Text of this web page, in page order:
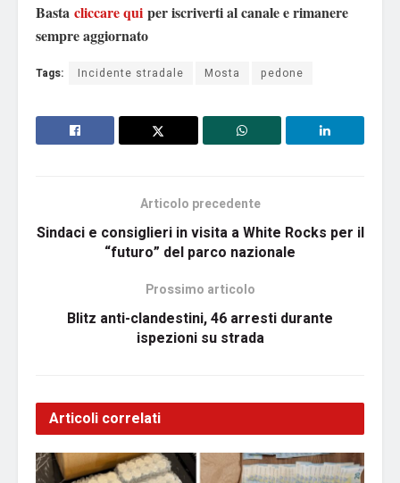
Basta cliccare qui per iscriverti al canale e rimanere
sempre aggiornato
Tags: Incidente stradale Mosta pedone
Articolo precedente
Sindaci e consiglieri in visita a White Rocks per il
“futuro” del parco nazionale
Prossimo articolo
Blitz anti-clandestini, 46 arresti durante
ispezioni su strada
Articoli correlati